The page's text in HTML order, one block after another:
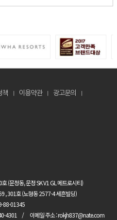
책 이용약관
광고문의
(문정동, 문정 SK V1 GL 메트로시티)
, 301호 (노형동 2577-4 세흔빌딩)
88-01345
4301 이메일 주소 : rokjh837@nate.com